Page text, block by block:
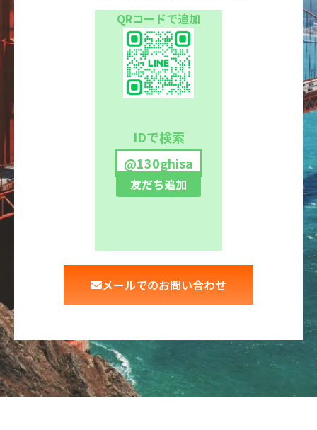
QRコードで追加
IDで検索
@130ghisa
友だち追加
メールでのお問い合わせ